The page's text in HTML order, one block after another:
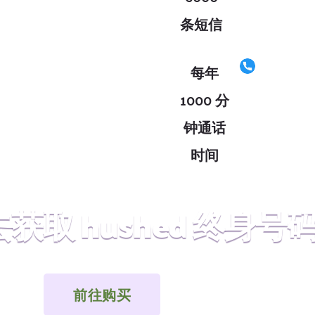
条短信
每年
1000 分
钟通话
时间
取 hushed 终身号
前往购买